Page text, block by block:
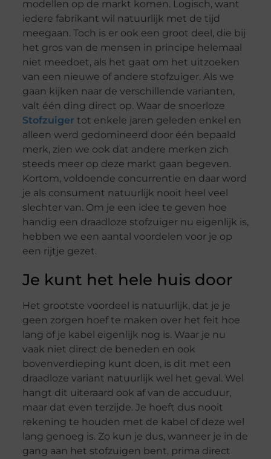
modellen op de markt komen. Logisch, want
iedere fabrikant wil natuurlijk met de tijd
meegaan. Toch is er ook een groot deel, die bij
het gros van de mensen in principe helemaal
niet meedoet, als het gaat om het uitzoeken
van een nieuwe of andere stofzuiger. Als we
gaan kijken naar de verschillende varianten,
valt één ding direct op. Waar de snoerloze
Stofzuiger tot enkele jaren geleden enkel en
alleen werd gedomineerd door één bepaald
merk, zien we ook dat andere merken zich
steeds meer op deze markt gaan begeven.
Kortom, voldoende concurrentie en daar word
je als consument natuurlijk nooit heel veel
slechter van. Om je een idee te geven hoe
handig een draadloze stofzuiger nu eigenlijk is,
hebben we een aantal voordelen voor je op
een rijtje gezet.
Je kunt het hele huis door
Het grootste voordeel is natuurlijk, dat je je
geen zorgen hoef te maken over het feit hoe
lang of je kabel eigenlijk nog is. Waar je nu
vaak niet direct de beneden en ook
bovenverdieping kunt doen, is dit met een
draadloze variant natuurlijk wel het geval. Wel
hangt dit uiteraard ook af van de accuduur,
maar dat even terzijde. Je hoeft dus nooit
rekening te houden met de kabel of deze wel
lang genoeg is. Zo kun je dus, wanneer je in de
gang aan het stofzuigen bent, prima direct